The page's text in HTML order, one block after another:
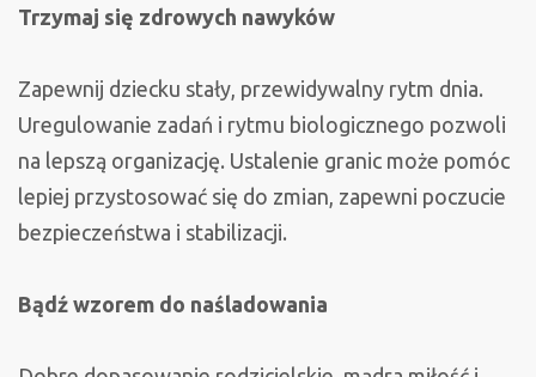
Trzymaj się zdrowych nawyków
Zapewnij dziecku stały, przewidywalny rytm dnia.
Uregulowanie zadań i rytmu biologicznego pozwoli
na lepszą organizację. Ustalenie granic może pomóc
lepiej przystosować się do zmian, zapewni poczucie
bezpieczeństwa i stabilizacji.
Bądź wzorem do naśladowania